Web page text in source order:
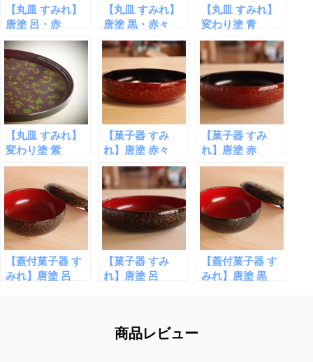
【丸皿 すみれ】
唐塗 呂・赤
【丸皿 すみれ】
唐塗 黒・赤々
【丸皿 すみれ】
変わり塗 青
【丸皿 すみれ】
変わり塗 紫
【菓子器 すみ
れ】唐塗 赤々
【菓子器 すみ
れ】唐塗 赤
【蓋付菓子器 す
みれ】唐塗 呂
【菓子器 すみ
れ】唐塗 呂
【蓋付菓子器 す
みれ】唐塗 黒
商品レビュー